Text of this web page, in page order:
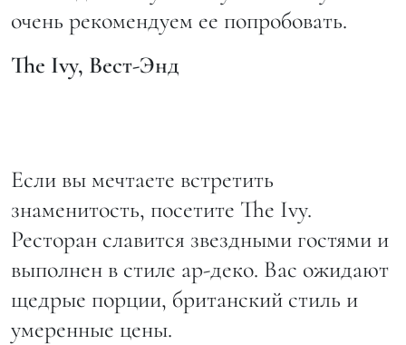
очень рекомендуем ее попробовать.
The Ivy, Вест-Энд
Если вы мечтаете встретить
знаменитость, посетите The Ivy.
Ресторан славится звездными гостями и
выполнен в стиле ар-деко. Вас ожидают
щедрые порции, британский стиль и
умеренные цены.